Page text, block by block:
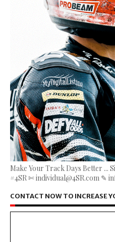
Make Your Track Days Better ...
#4SR ✄ individual@4SR.com ✎
CONTACT NOW TO INCREASE